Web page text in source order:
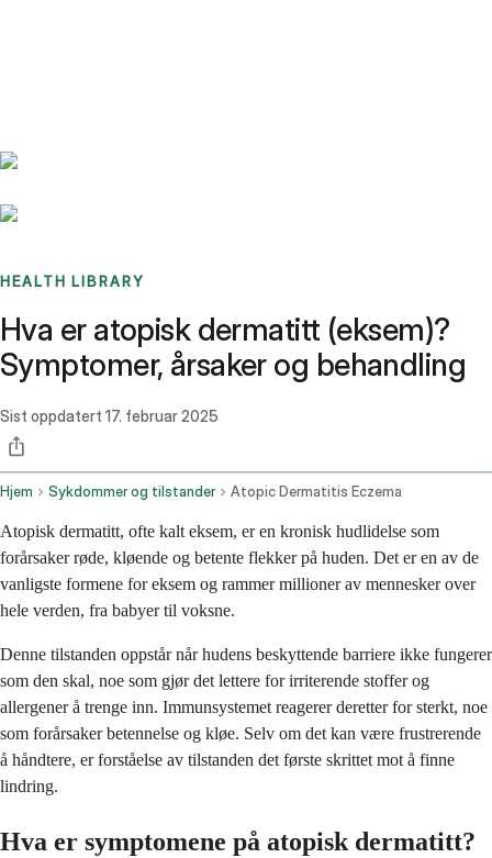
HEALTH LIBRARY
Hva er atopisk dermatitt (eksem)?
Symptomer, årsaker og behandling
Sist oppdatert 17. februar 2025
Hjem Sykdommer og tilstander Atopic Dermatitis Eczema
Atopisk dermatitt, ofte kalt eksem, er en kronisk hudlidelse som
forårsaker røde, kløende og betente flekker på huden. Det er en av de
vanligste formene for eksem og rammer millioner av mennesker over
hele verden, fra babyer til voksne.
Denne tilstanden oppstår når hudens beskyttende barriere ikke fungerer
som den skal, noe som gjør det lettere for irriterende stoffer og
allergener å trenge inn. Immunsystemet reagerer deretter for sterkt, noe
som forårsaker betennelse og kløe. Selv om det kan være frustrerende
å håndtere, er forståelse av tilstanden det første skrittet mot å finne
lindring.
Hva er symptomene på atopisk dermatitt?